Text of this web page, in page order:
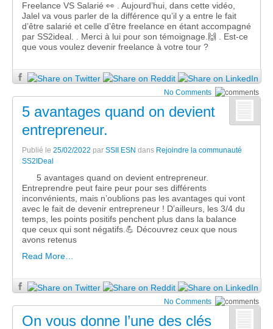
Freelance VS Salarié 👀 . Aujourd’hui, dans cette vidéo,
Jalel va vous parler de la différence qu’il y a entre le fait
d’être salarié et celle d’être freelance en étant accompagné
par SS2ideal. . Merci à lui pour son témoignage.🙌 . Est-ce
que vous voulez devenir freelance à votre tour ?
No Comments
5 avantages quand on devient
entrepreneur.
Publié le 25/02/2022 par SSII ESN dans Rejoindre la communauté
SS2IDeal
5 avantages quand on devient entrepreneur.
Entreprendre peut faire peur pour ses différents
inconvénients, mais n’oublions pas les avantages qui vont
avec le fait de devenir entrepreneur ! D’ailleurs, les 3/4 du
temps, les points positifs penchent plus dans la balance
que ceux qui sont négatifs.💪 Découvrez ceux que nous
avons retenus
Read More…
No Comments
On vous donne l’une des clés